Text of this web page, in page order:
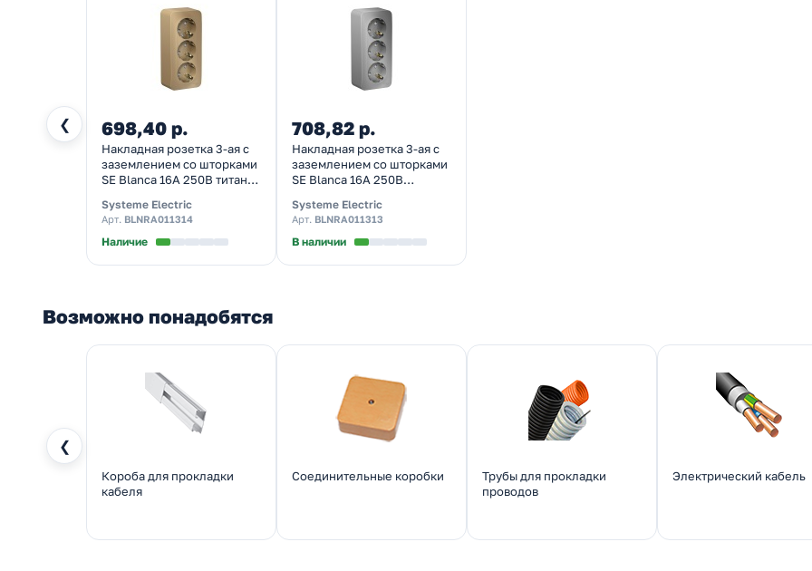
❮ 698,40 р.
Накладная розетка 3-ая с
заземлением со шторками
SE Blanca 16А 250В титан
Systeme Electric
Арт. BLNRA011314
Наличие
708,82 р.
Накладная розетка 3-ая с
заземлением со шторками
SE Blanca 16А 250В
Systeme Electric
Арт. BLNRA011313
В наличии
Возможно понадобятся
❮
Короба для прокладки
кабеля
Соединительные коробки
Трубы для прокладки
проводов
Электрический кабель